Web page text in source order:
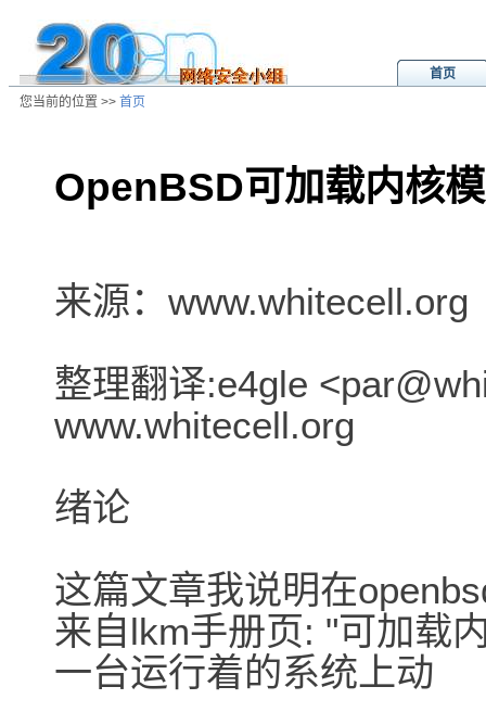
首页
您当前的位置 >> 首页
OpenBSD可加载内核
来源：www.whitecell.org
整理翻译:e4gle
www.whitecell.org
绪论
这篇文章我说明在
来自lkm手册页: "可加载
一台运行着的系统上动